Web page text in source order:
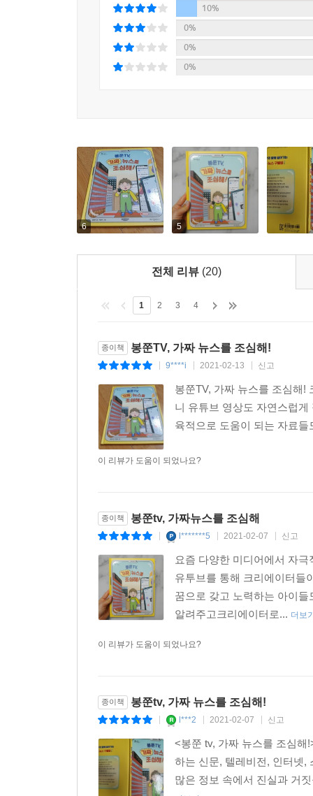
10%
0%
0%
0%
6 5
전체 리뷰 (20)
1 2 3 4
종이책 봉쭌TV, 가짜 뉴스를 조심해!
9****i 2021-02-13 신고
봉쭌TV, 가짜 뉴스를 조심해!
니 유튜브 영상도 자연스럽
육적으로 도움이 되는 자료
이 리뷰가 도움이 되었나요?
종이책 봉쭌tv, 가짜뉴스를 조심해
l*******5 2021-02-07 신고
요즘 다양한 미디어에서 자
유투브를 통해 크리에이터들
꿈으로 갖고 노력하는 아이
알려주고크리에이터로... 더보
이 리뷰가 도움이 되었나요?
종이책 봉쭌tv, 가짜 뉴스를 조심해!
l***2 2021-02-07 신고
<봉쭌 tv, 가짜 뉴스를 조심해
하는 신문, 텔레비전, 인터넷,
많은 정보 속에서 진실과 거